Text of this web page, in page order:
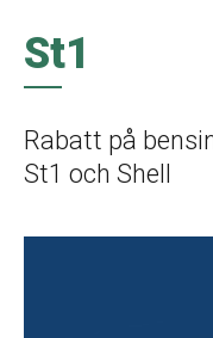
St1
Rabatt på
St1 och Shell